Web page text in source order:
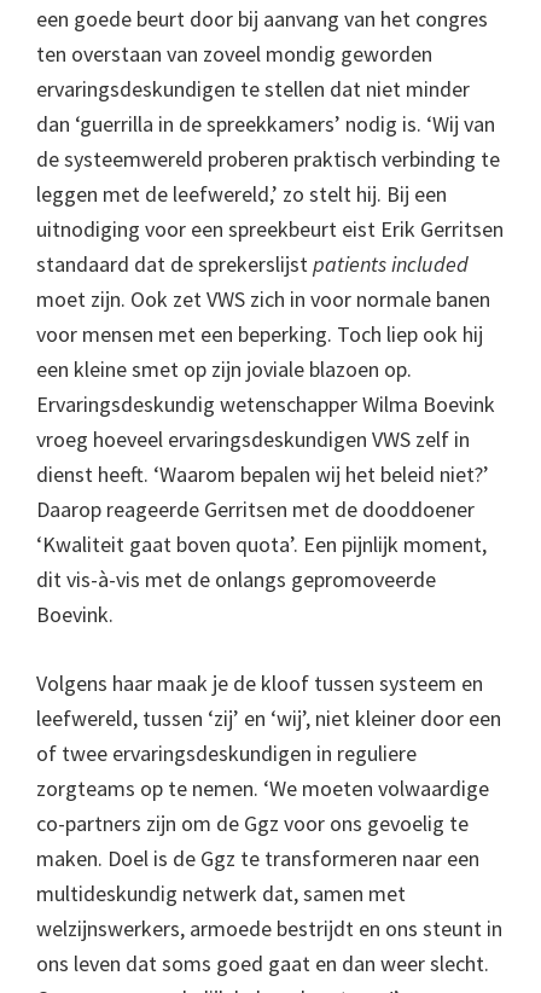
een goede beurt door bij aanvang van het congres
ten overstaan van zoveel mondig geworden
ervaringsdeskundigen te stellen dat niet minder
dan ‘guerrilla in de spreekkamers’ nodig is. ‘Wij van
de systeemwereld proberen praktisch verbinding te
leggen met de leefwereld,’ zo stelt hij. Bij een
uitnodiging voor een spreekbeurt eist Erik Gerritsen
standaard dat de sprekerslijstpatients included
moet zijn. Ook zet VWS zich in voor normale banen
voor mensen met een beperking. Toch liep ook hij
een kleine smet op zijn joviale blazoen op.
Ervaringsdeskundig wetenschapper Wilma Boevink
vroeg hoeveel ervaringsdeskundigen VWS zelf in
dienst heeft. ‘Waarom bepalen wij het beleid niet?’
Daarop reageerde Gerritsen met de dooddoener
‘Kwaliteit gaat boven quota’. Een pijnlijk moment,
dit vis-à-vis met de onlangs gepromoveerde
Boevink.
Volgens haar maak je de kloof tussen systeem en
leefwereld, tussen ‘zij’ en ‘wij’, niet kleiner door een
of twee ervaringsdeskundigen in reguliere
zorgteams op te nemen. ‘We moeten volwaardige
co-partners zijn om de Ggz voor ons gevoelig te
maken. Doel is de Ggz te transformeren naar een
multideskundig netwerk dat, samen met
welzijnswerkers, armoede bestrijdt en ons steunt in
ons leven dat soms goed gaat en dan weer slecht.